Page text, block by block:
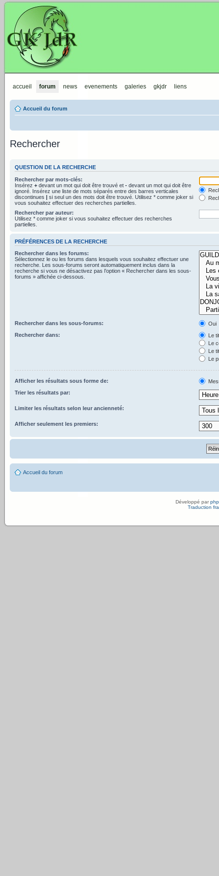
accueil forum news evenements galeries gkjdr liens
Accueil du forum
Rechercher
QUESTION DE LA RECHERCHE
Rechercher par mots-clés:
Insérez + devant un mot qui doit être trouvé et - devant un mot qui doit être
ignoré. Insérez une liste de mots séparés entre des barres verticales
discontinues | si seul un des mots doit être trouvé. Utilisez * comme joker si
vous souhaitez effectuer des recherches partielles.
Rechercher par auteur:
Utilisez * comme joker si vous souhaitez effectuer des recherches
partielles.
PRÉFÉRENCES DE LA RECHERCHE
Rechercher dans les forums:
Sélectionnez le ou les forums dans lesquels vous souhaitez effectuer une
recherche. Les sous-forums seront automatiquement inclus dans la
recherche si vous ne désactivez pas l’option « Rechercher dans les sous-
forums » affichée ci-dessous.
Rechercher dans les sous-forums:
Oui
Rechercher dans:
Le
Le
Le
Le
Afficher les résultats sous forme de:
Trier les résultats par:
Limiter les résultats selon leur ancienneté:
Afficher seulement les premiers:
Accueil du forum
Développé par
Traduction